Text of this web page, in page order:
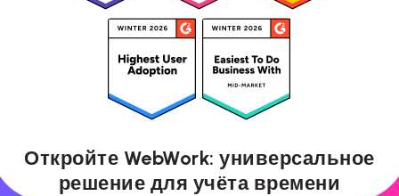
Откройте WebWork: универсальное
решение для учёта времени